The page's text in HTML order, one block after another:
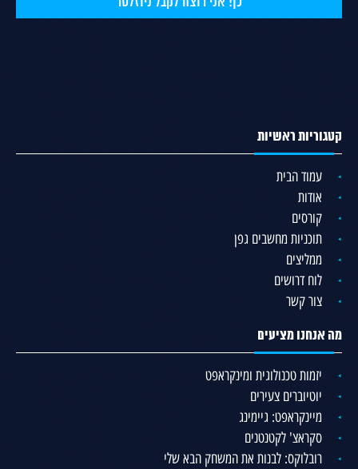
קטגוריות ראשיות
עמוד הבית
אודות
קורסים
תוכניות מחשבים גפן
ממליצים
לוח דרושים
צור קשר
מה אנחנו מציעים
יזמות טכנולוגית ומינקראפט
יוטיוברים צעירים
מיינקראפט: גיימינג
סקראצ' לקטנטנים
רובלוקס: לבנות את המשחק הבא שלי